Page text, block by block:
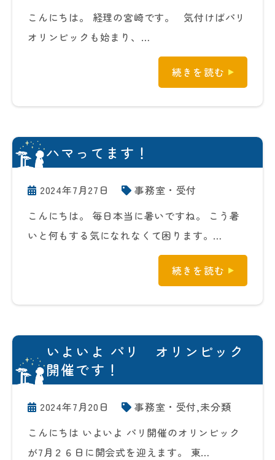
こんにちは。 経理の宮崎です。 気付けばパリ
オリンピックも始まり、…
続きを読む
ハマってます！
2024年7月27日
事務室・受付
こんにちは。 毎日本当に暑いですね。 こう暑
いと何もする気になれなくて困ります。…
続きを読む
いよいよ パリ オリンピック
開催です！
2024年7月20日 事務室・受付,未分類
こんにちは いよいよ パリ開催のオリンピック
が7月２６日に開会式を迎えます。 東…